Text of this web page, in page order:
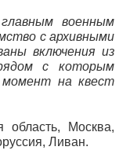
военным
с архивными
включения из
рядом с которым
момент на квест
область, Москва,
Ливан.